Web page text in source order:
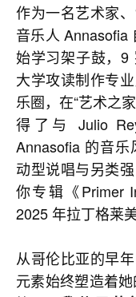
作为一名艺术家
音乐人
始学习架子鼓，9
大学攻读制作专
乐圈，在“艺术之
得了与 Julio
Annasofia 的音
动型说唱与另类
你专辑《Primer
2025 年拉丁格莱
从哥伦比亚的早
元素始终塑造着